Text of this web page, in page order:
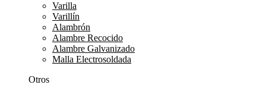
Varilla
Varillín
Alambrón
Alambre Recocido
Alambre Galvanizado
Malla Electrosoldada
Otros